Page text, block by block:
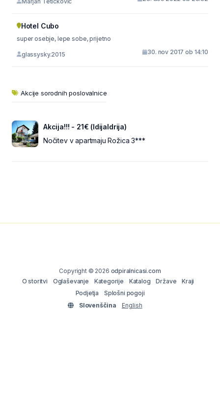
Hotel Cubo
super osebje, lepe sobe, prijetno
glassysky.2015 30. nov 2017 ob 14:10
Akcije sorodnih poslovalnice
Akcija!!! - 21€ (IdijaIdrija)
Nočitev v apartmaju Rožica 3***
Copyright © 2026 odpiralnicasi.com
O storitvi
Oglaševanje Kategorije Katalog Države
Kraji
Podjetja
Splošni pogoji
Slovenščina
English